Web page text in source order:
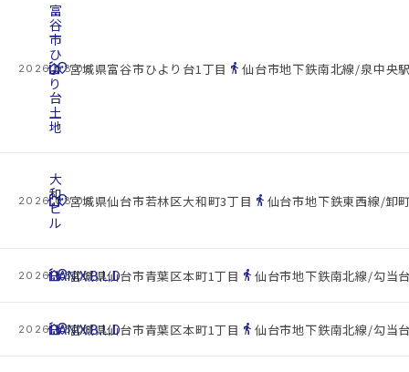
2026.08.08
cottage
富
谷
市
ひ
よ
り
台
土
地
location_on宮城県富谷市ひより台1丁目 directions_walk仙台市地下鉄南北線/泉中央
2026.08.08
cottage
大
和
ビ
ル
location_on宮城県仙台市若林区大和町3丁目 directions_walk 仙台市地下鉄東西線/卸
2026.08.08
cottage
HANIX.B.L.D
location_on宮城県仙台市青葉区本町1丁目 directions_walk 仙台市地下鉄南北線/勾当
2026.08.08
cottage
HANIX.B.L.D
location_on宮城県仙台市青葉区本町1丁目 directions_walk 仙台市地下鉄南北線/勾当